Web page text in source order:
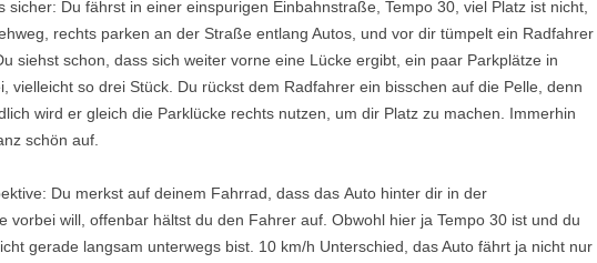
sicher: Du fährst in einer einspurigen Einbahnstraße, Tempo 30, viel Platz ist nicht,
rechts parken an der Straße entlang Autos, und vor dir tümpelt ein Radfahrer
siehst schon, dass sich weiter vorne eine Lücke ergibt, ein paar Parkplätze in
vielleicht so drei Stück. Du rückst dem Radfahrer ein bisschen auf die Pelle, denn
wird er gleich die Parklücke rechts nutzen, um dir Platz zu machen. Immerhin
schön auf.
Du merkst auf deinem Fahrrad, dass das Auto hinter dir in der
vorbei will, offenbar hältst du den Fahrer auf. Obwohl hier ja Tempo 30 ist und du
gerade langsam unterwegs bist. 10 km/h Unterschied, das Auto fährt ja nicht nur